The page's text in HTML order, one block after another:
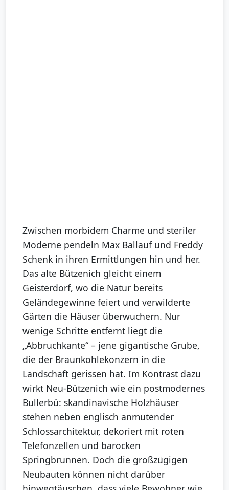
Zwischen morbidem Charme und steriler
Moderne pendeln Max Ballauf und Freddy
Schenk in ihren Ermittlungen hin und her.
Das alte Bützenich gleicht einem
Geisterdorf, wo die Natur bereits
Geländegewinne feiert und verwilderte
Gärten die Häuser überwuchern. Nur
wenige Schritte entfernt liegt die
„Abbruchkante“ – jene gigantische Grube,
die der Braunkohlekonzern in die
Landschaft gerissen hat. Im Kontrast dazu
wirkt Neu-Bützenich wie ein postmodernes
Bullerbü: skandinavische Holzhäuser
stehen neben englisch anmutender
Schlossarchitektur, dekoriert mit roten
Telefonzellen und barocken
Springbrunnen. Doch die großzügigen
Neubauten können nicht darüber